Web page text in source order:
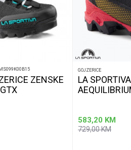
ZENSKE
GOJZERICE
LA
583,20 KM
729,00KM